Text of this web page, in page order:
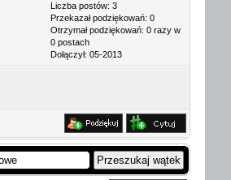
Liczba postów: 3
Przekazał podziękowań: 0
Otrzymał podziękowań: 0 razy w
0 postach
Dołączył: 05-2013